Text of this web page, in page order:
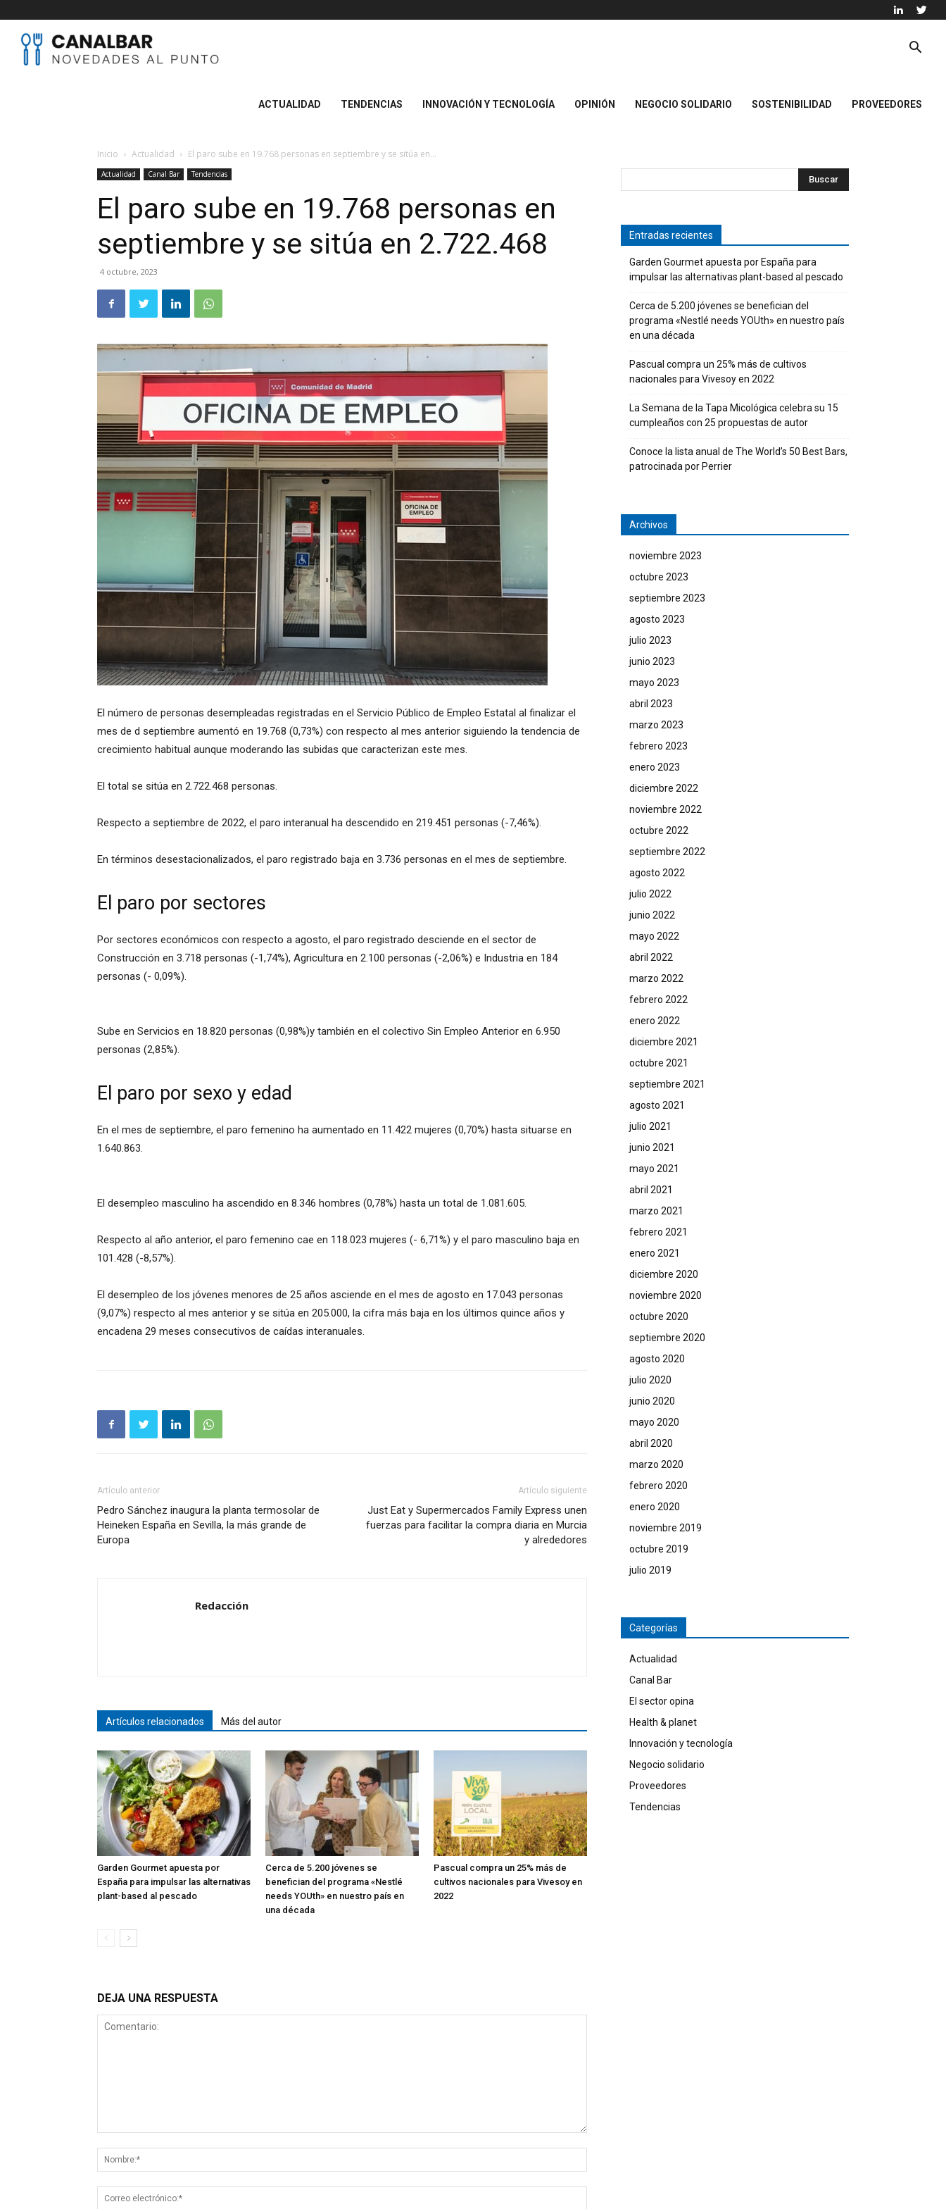
ACTUALIDAD TENDENCIAS INNOVACIÓN Y TECNOLOGÍA OPINIÓN NEGOCIO SOLIDARIO SOSTENIBILIDAD PROVEEDORES
Inicio Actualidad El paro sube en 19.768 personas en septiembre y se sitúa en...
Actualidad Canal Bar Tendencias
El paro sube en 19.768 personas en
septiembre y se sitúa en 2.722.468
4 octubre, 2023
El número de personas desempleadas registradas en el Servicio Público de Empleo Estatal al finalizar el
mes de d septiembre aumentó en 19.768 (0,73%) con respecto al mes anterior siguiendo la tendencia de
crecimiento habitual aunque moderando las subidas que caracterizan este mes.
El total se sitúa en 2.722.468 personas.
Respecto a septiembre de 2022, el paro interanual ha descendido en 219.451 personas (-7,46%).
En términos desestacionalizados, el paro registrado baja en 3.736 personas en el mes de septiembre.
El paro por sectores
Por sectores económicos con respecto a agosto, el paro registrado desciende en el sector de
Construcción en 3.718 personas (-1,74%), Agricultura en 2.100 personas (-2,06%) e Industria en 184
personas (- 0,09%).
Sube en Servicios en 18.820 personas (0,98%)y también en el colectivo Sin Empleo Anterior en 6.950
personas (2,85%).
El paro por sexo y edad
En el mes de septiembre, el paro femenino ha aumentado en 11.422 mujeres (0,70%) hasta situarse en
1.640.863.
El desempleo masculino ha ascendido en 8.346 hombres (0,78%) hasta un total de 1.081.605.
Respecto al año anterior, el paro femenino cae en 118.023 mujeres (- 6,71%) y el paro masculino baja en
101.428 (-8,57%).
El desempleo de los jóvenes menores de 25 años asciende en el mes de agosto en 17.043 personas
(9,07%) respecto al mes anterior y se sitúa en 205.000, la cifra más baja en los últimos quince años y
encadena 29 meses consecutivos de caídas interanuales.
Artículo anterior
Pedro Sánchez inaugura la planta termosolar de
Heineken España en Sevilla, la más grande de
Europa
Artículo siguiente
Just Eat y Supermercados Family Express unen
fuerzas para facilitar la compra diaria en Murcia
y alrededores
Redacción
Artículos relacionados Más del autor
Garden Gourmet apuesta por
España para impulsar las alternativas
plant-based al pescado
Cerca de 5.200 jóvenes se
benefician del programa «Nestlé
needs YOUth» en nuestro país en
una década
Pascual compra un 25% más de
cultivos nacionales para Vivesoy en
2022
DEJA UNA RESPUESTA
Entradas recientes
Garden Gourmet apuesta por España para
impulsar las alternativas plant-based al pescado
Cerca de 5.200 jóvenes se benefician del
programa «Nestlé needs YOUth» en nuestro país
en una década
Pascual compra un 25% más de cultivos
nacionales para Vivesoy en 2022
La Semana de la Tapa Micológica celebra su 15
cumpleaños con 25 propuestas de autor
Conoce la lista anual de The World’s 50 Best Bars,
patrocinada por Perrier
Archivos
noviembre 2023
octubre 2023
septiembre 2023
agosto 2023
julio 2023
junio 2023
mayo 2023
abril 2023
marzo 2023
febrero 2023
enero 2023
diciembre 2022
noviembre 2022
octubre 2022
septiembre 2022
agosto 2022
julio 2022
junio 2022
mayo 2022
abril 2022
marzo 2022
febrero 2022
enero 2022
diciembre 2021
octubre 2021
septiembre 2021
agosto 2021
julio 2021
junio 2021
mayo 2021
abril 2021
marzo 2021
febrero 2021
enero 2021
diciembre 2020
noviembre 2020
octubre 2020
septiembre 2020
agosto 2020
julio 2020
junio 2020
mayo 2020
abril 2020
marzo 2020
febrero 2020
enero 2020
noviembre 2019
octubre 2019
julio 2019
Categorías
Actualidad
Canal Bar
El sector opina
Health & planet
Innovación y tecnología
Negocio solidario
Proveedores
Tendencias